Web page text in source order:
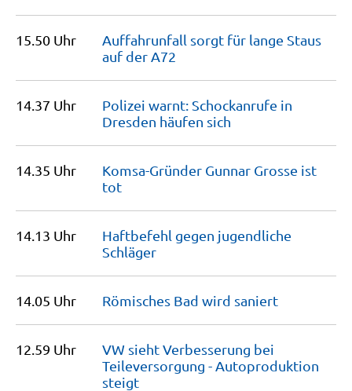
15.50 Uhr
Auffahrunfall sorgt für lange Staus
auf der A72
14.37 Uhr
Polizei warnt: Schockanrufe in
Dresden häufen sich
14.35 Uhr
Komsa-Gründer Gunnar Grosse ist
tot
14.13 Uhr
Haftbefehl gegen jugendliche
Schläger
14.05 Uhr Römisches Bad wird saniert
12.59 Uhr
VW sieht Verbesserung bei
Teileversorgung - Autoproduktion
steigt